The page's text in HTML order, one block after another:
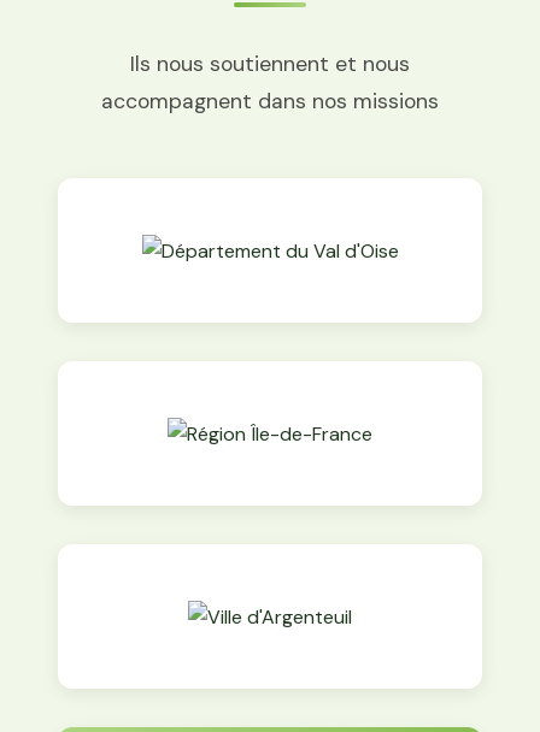
Ils nous soutiennent et nous
accompagnent dans nos missions